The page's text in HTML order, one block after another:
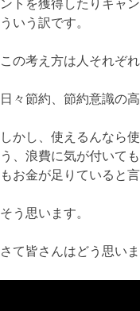
ントを獲得したりキャ
ういう訳です。
この考え方は人それぞれ
日々節約、節約意識の
しかし、使えるんなら
う、浪費に気が付いて
もお金が足りていると
そう思います。
さて皆さんはどう思い